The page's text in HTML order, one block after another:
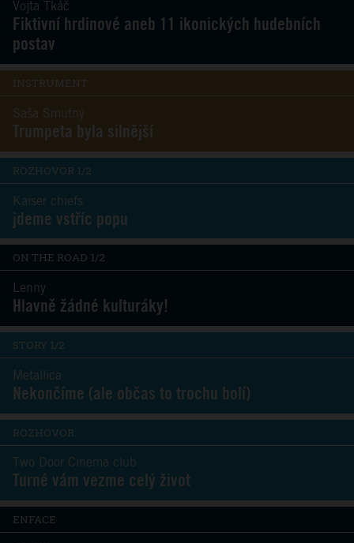
Vojta Tkáč
Fiktivní hrdinové aneb 11 ikonických hudebních
postav
INSTRUMENT
Saša Smutný
Trumpeta byla silnější
ROZHOVOR 1/2
Kaiser chiefs
jdeme vstříc popu
ON THE ROAD 1/2
Lenny
Hlavně žádné kulturáky!
STORY 1/2
Metallica
Nekončíme (ale občas to trochu bolí)
ROZHOVOR
Two Door Cinema club
Turné vám vezme celý život
ENFACE